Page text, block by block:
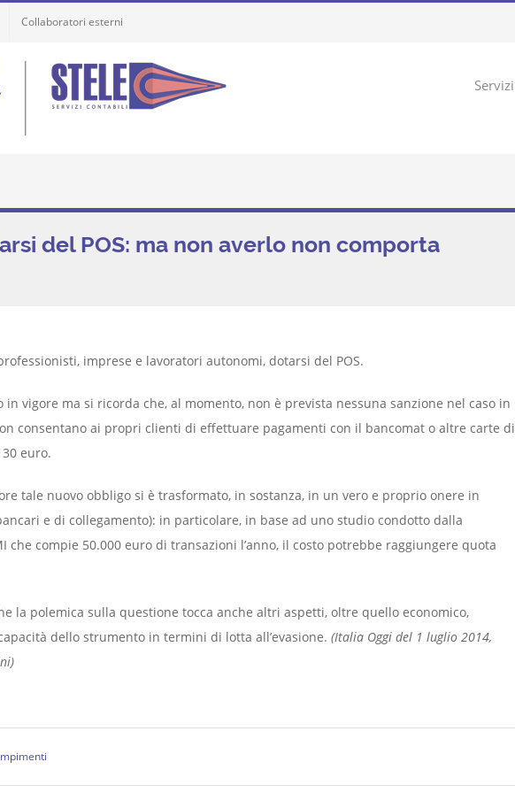
Collaboratori esterni
Servizi
del POS: ma non averlo non comporta
imprese e lavoratori autonomi, dotarsi del POS.
vigore ma si ricorda che, al momento, non è prevista nessuna sanzione nel caso in
consentano ai propri clienti di effettuare pagamenti con il bancomat o altre carte di
euro.
tale nuovo obbligo si è trasformato, in sostanza, in un vero e proprio onere in
e di collegamento): in particolare, in base ad uno studio condotto dalla
che compie 50.000 euro di transazioni l’anno, il costo potrebbe raggiungere quota
la polemica sulla questione tocca anche altri aspetti, oltre quello economico,
dello strumento in termini di lotta all’evasione. (Italia Oggi del 1 luglio 2014,